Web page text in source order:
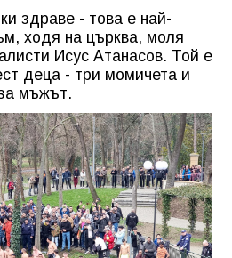
здраве - това е най-
ходя на църква, моля
Исус Атанасов. Той е
деца - три момичета и
мъжът.